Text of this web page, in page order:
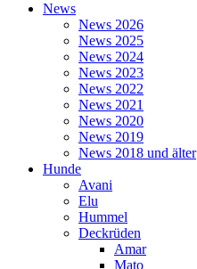
News
News 2026
News 2025
News 2024
News 2023
News 2022
News 2021
News 2020
News 2019
News 2018 und älter
Hunde
Avani
Elu
Hummel
Deckrüden
Amar
Mato